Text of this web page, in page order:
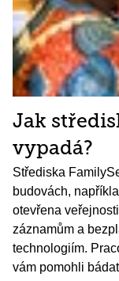
Jak
vypadá?
Střediska
budovách,
otevřena
záznamům a
technologiím.
vám pomohli